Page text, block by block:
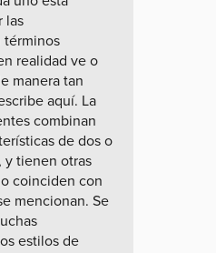
las
términos
realidad ve o
manera tan
aquí. La
combinan
de dos o
y tienen otras
coinciden con
mencionan. Se
estilos de